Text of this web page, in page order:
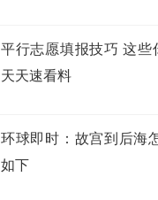
平行志愿填报技巧 这些
天天速看料
环球即时：故宫到后海
如下